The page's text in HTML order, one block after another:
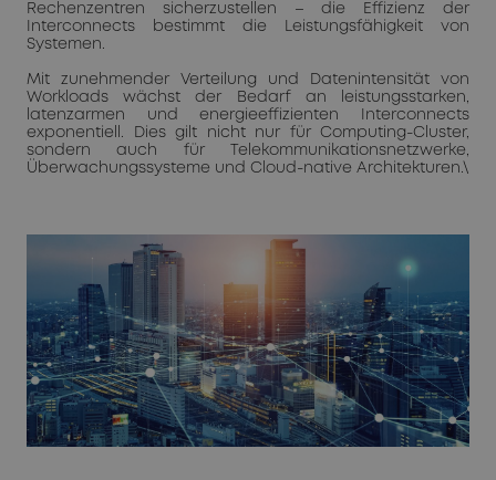
Rechenzentren sicherzustellen – die Effizienz der
Interconnects bestimmt die Leistungsfähigkeit von
Systemen.
Mit zunehmender Verteilung und Datenintensität von
Workloads wächst der Bedarf an leistungsstarken,
latenzarmen und energieeffizienten Interconnects
exponentiell. Dies gilt nicht nur für Computing-Cluster,
sondern auch für Telekommunikationsnetzwerke,
Überwachungssysteme und Cloud-native Architekturen.\